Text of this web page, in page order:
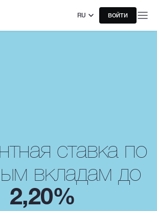
RU ВОЙТИ
ставка по
вкладам до
2,20%